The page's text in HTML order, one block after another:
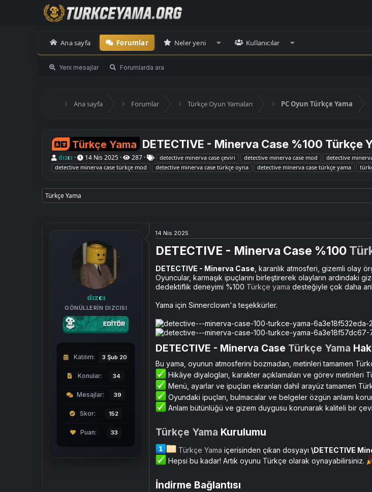
Ana sayfa Forumlar Neler yeni Kullanıcılar
Yeni mesajlar Forumlarda ara
Ana sayfa Forumlar Türkçe Oyun Yamaları PC Oyun Türkçe Yama
Türkçe Yama DETECTIVE - Minerva Case %100 Türkçe
K
o
n
y
u
B
dızcı
B
a
ş
a
g
r
h
i
14 Nis 2025 287
E
t
i
e
l
detective minerva case çeviri detective minerva case mod detective
detective minerva case türkçe mod
detective minerva case türkçe oyna detective minerva case türkçe yama
Türkçe Yama
dızcı
GÖNÜLLERIN DIZCISI
Katılım 3 Şub 2025
Konular 34
Mesajlar 39
Skor 152
33
14 Nis 2025
DETECTIVE - Minerva Case %100
DETECTIVE - Minerva Case, karanlık atmosferi, gizemli olay
Oyuncular, karmaşık ipuçlarını birleştirerek olayların ardındaki
dedektiflik deneyimi %100 Türkçe yama desteğiyle çok daha
Yama için Sinnerclown'a teşekkürler.
DETECTIVE - Minerva Case Türkçe Yama
Bu yama, oyunun atmosferini bozmadan, metinleri tamamen
Hikâye diyalogları, karakter açıklamaları ve görev metinleri
Menü, ayarlar ve ipuçları ekranları dahil arayüz tamamen
Oyundaki ipuçları, bulmacalar ve belgeler özgün anlamı
Anlam bütünlüğü ve gizem duygusu korunarak kaliteli bir
Türkçe Yama Kurulumu​
Türkçe Yama içerisinden çıkan dosyayı\DETECTIVE
Hepsi bu kadar! Artık oyunu Türkçe olarak oynayabilirsiniz.
İndirme Bağlantısı​